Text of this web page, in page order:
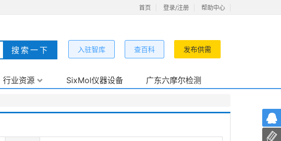
首页 登录/注册 帮助中心
入驻智库
查百科 发布供需
行业资源 SixMol仪器设备 广东六摩尔检测